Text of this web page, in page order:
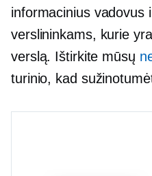
informacinius vadovus
verslininkams, kurie
verslą. Ištirkite mūsų
turinio, kad